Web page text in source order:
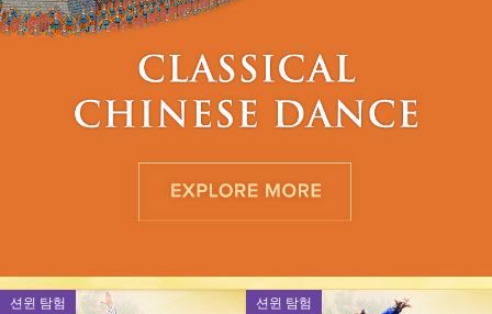
션윈 탐험 션윈 탐험